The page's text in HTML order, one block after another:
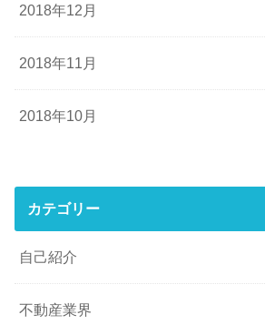
2018年12月
2018年11月
2018年10月
カテゴリー
自己紹介
不動産業界